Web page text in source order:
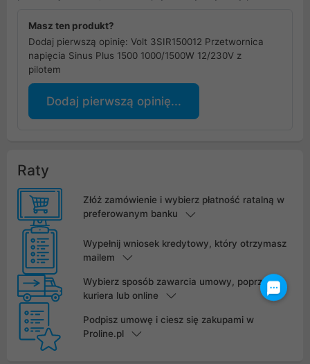
Masz ten produkt?
Dodaj pierwszą opinię: Volt 3SIR150012 Przetwornica
napięcia Sinus Plus 1500 1000/1500W 12/230V z
pilotem
Dodaj pierwszą opinię...
Raty
Złóż zamówienie i wybierz płatność ratalną w
preferowanym banku
Wypełnij wniosek kredytowy, który otrzymasz
mailem
Wybierz sposób zawarcia umowy, poprzez
kuriera lub online
Podpisz umowę i ciesz się zakupami w
Proline.pl